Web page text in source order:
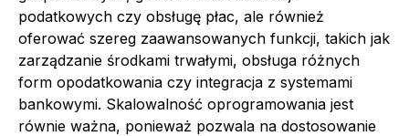
podatkowych czy obsługę płac, ale również
oferować szereg zaawansowanych funkcji, takich jak
zarządzanie środkami trwałymi, obsługa różnych
form opodatkowania czy integracja z systemami
bankowymi. Skalowalność oprogramowania jest
równie ważna, ponieważ pozwala na dostosowanie